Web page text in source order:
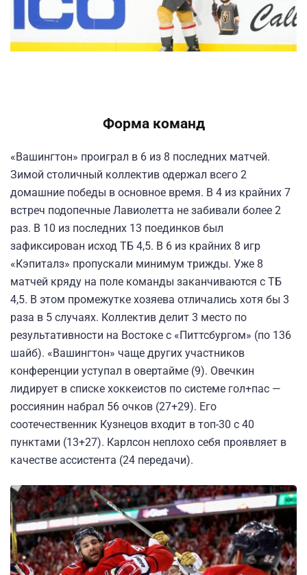
Форма команд
«Вашингтон» проиграл в 6 из 8 последних матчей.
Зимой столичный коллектив одержал всего 2
домашние победы в основное время. В 4 из крайних 7
встреч подопечные Лавиолетта не забивали более 2
раз. В 10 из последних 13 поединков был
зафиксирован исход ТБ 4,5. В 6 из крайних 8 игр
«Кэпиталз» пропускали минимум трижды. Уже 8
матчей кряду на поле команды заканчиваются с ТБ
4,5. В этом промежутке хозяева отличались хотя бы 3
раза в 5 случаях. Коллектив делит 3 место по
результативности на Востоке с «Питтсбургом» (по 136
шайб). «Вашингтон» чаще других участников
конференции уступал в овертайме (9). Овечкин
лидирует в списке хоккеистов по системе гол+пас —
россиянин набрал 56 очков (27+29). Его
соотечественник Кузнецов входит в топ-30 с 40
пунктами (13+27). Карлсон неплохо себя проявляет в
качестве ассистента (24 передачи).